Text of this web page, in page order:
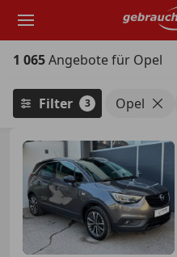
Hauptinhalt
1 065Angebote für Opel
Filter 3 Opel